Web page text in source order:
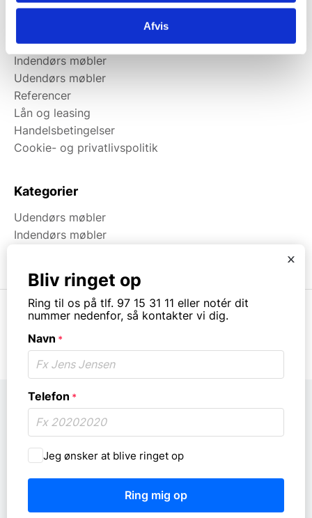
Afvis
Om Østergaard Interiéur
Indendørs møbler
Udendørs møbler
Referencer
Lån og leasing
Handelsbetingelser
Cookie- og privatlivspolitik
Kategorier
Udendørs møbler
Indendørs møbler
x
Bliv ringet op
Ring til os på tlf. 97 15 31 11 eller notér dit
nummer nedenfor, så kontakter vi dig.
Navn *
Telefon *
Må
vi
ringe
Jeg ønsker at blive ringet op